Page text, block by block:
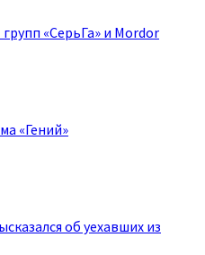
«СерьГа» и Mordor
«Гений»
об уехавших из